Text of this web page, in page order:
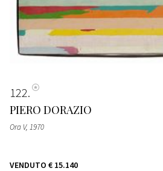
122
PIERO DORAZIO
Ora V, 1970
VENDUTO € 15.140